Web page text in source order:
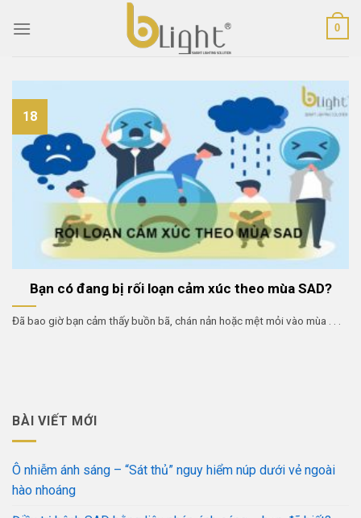
0
Bạn có đang bị rối loạn cảm xúc theo mùa SAD?
Đã bao giờ bạn cảm thấy buồn bã, chán nản hoặc mệt mỏi vào mùa . . .
18
BÀI VIẾT MỚI
Ô nhiễm ánh sáng – “Sát thủ” nguy hiểm núp dưới vẻ ngoài
hào nhoáng